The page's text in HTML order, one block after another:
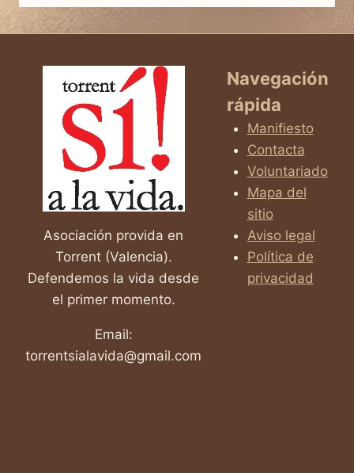
NOTICIAS:
EMBARAZADAS
CON
DIAGNÓSTICO
DE
SÍNDROME
DE
DOWN
NO
ESTARÁN
Asociación provida en
Torrent (Valencia).
Defendemos la vida desde
el primer momento.
Email:
torrentsialavida@gmail.com
Navegación
rápida
Manifiesto
Contacta
Voluntariado
Mapa del
sitio
Aviso legal
Política de
privacidad